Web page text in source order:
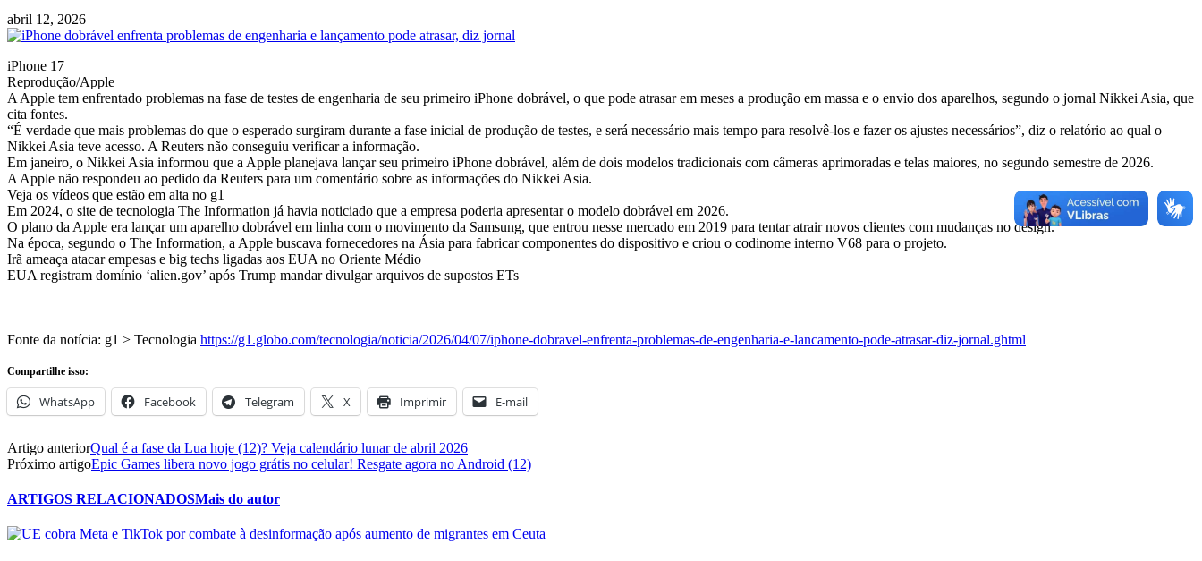
abril 12, 2026
iPhone 17
Reprodução/Apple
A Apple tem enfrentado problemas na fase de testes de engenharia de seu primeiro iPhone dobrável, o que pode atrasar em meses a produção em massa e o envio dos aparelhos, segundo o jornal Nikkei Asia, que
cita fontes.
“É verdade que mais problemas do que o esperado surgiram durante a fase inicial de produção de testes, e será necessário mais tempo para resolvê-los e fazer os ajustes necessários”, diz o relatório ao qual o
Nikkei Asia teve acesso. A Reuters não conseguiu verificar a informação.
Em janeiro, o Nikkei Asia informou que a Apple planejava lançar seu primeiro iPhone dobrável, além de dois modelos tradicionais com câmeras aprimoradas e telas maiores, no segundo semestre de 2026.
A Apple não respondeu ao pedido da Reuters para um comentário sobre as informações do Nikkei Asia.
Veja os vídeos que estão em alta no g1
Em 2024, o site de tecnologia The Information já havia noticiado que a empresa poderia apresentar o modelo dobrável em 2026.
O plano da Apple era lançar um aparelho dobrável em linha com o movimento da Samsung, que entrou nesse mercado em 2019 para tentar atrair novos clientes com mudanças no design.
Na época, segundo o The Information, a Apple buscava fornecedores na Ásia para fabricar componentes do dispositivo e criou o codinome interno V68 para o projeto.
Irã ameaça atacar empesas e big techs ligadas aos EUA no Oriente Médio
EUA registram domínio ‘alien.gov’ após Trump mandar divulgar arquivos de supostos ETs
Fonte da notícia: g1 > Tecnologia https://g1.globo.com/tecnologia/noticia/2026/04/07/iphone-dobravel-enfrenta-problemas-de-engenharia-e-lancamento-pode-atrasar-diz-jornal.ghtml
Compartilhe isso:
WhatsApp Facebook Telegram X Imprimir E-mail
Artigo anteriorQual é a fase da Lua hoje (12)? Veja calendário lunar de abril 2026
Próximo artigoEpic Games libera novo jogo grátis no celular! Resgate agora no Android (12)
ARTIGOS RELACIONADOSMais do autor